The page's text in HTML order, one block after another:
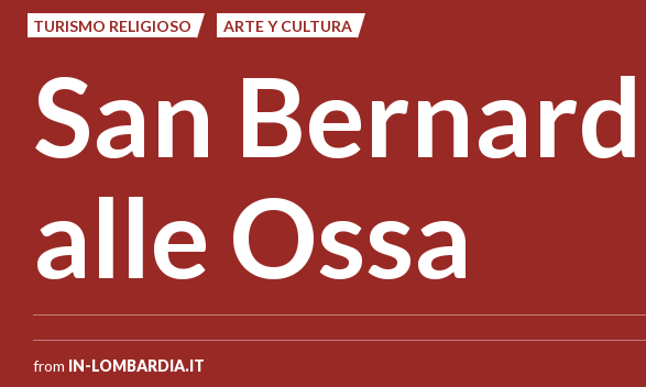
TURISMO RELIGIOSO ARTE Y CULTURA
San
alle Ossa
from IN-LOMBARDIA.IT